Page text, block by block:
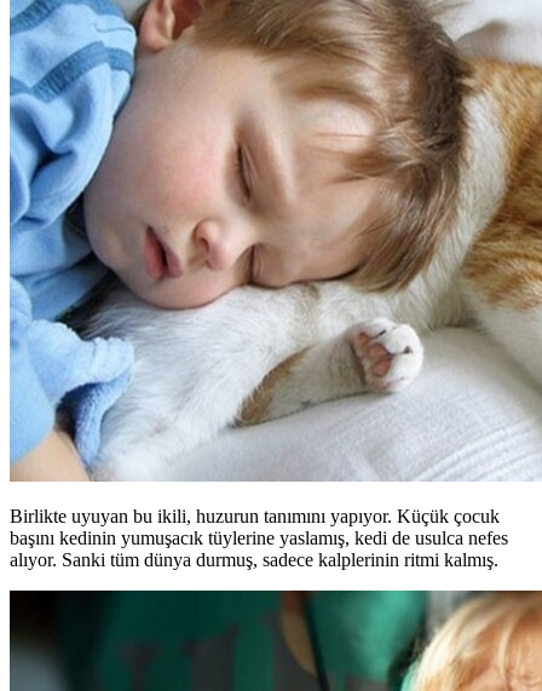
Birlikte uyuyan bu ikili, huzurun tanımını yapıyor. Küçük çocuk
başını kedinin yumuşacık tüylerine yaslamış, kedi de usulca nefes
alıyor. Sanki tüm dünya durmuş, sadece kalplerinin ritmi kalmış.